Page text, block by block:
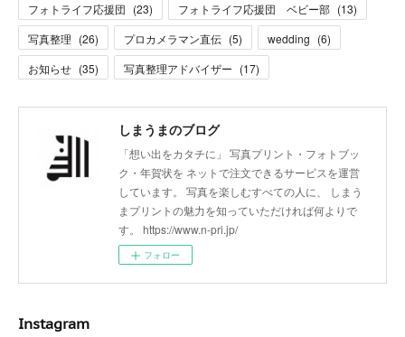
フォトライフ応援団 (23) フォトライフ応援団 ベビー部 (13)
写真整理 (26) プロカメラマン直伝 (5) wedding (6)
お知らせ (35) 写真整理アドバイザー (17)
しまうまのブログ
「想い出をカタチに」 写真プリント・フォトブッ
ク・年賀状を ネットで注文できるサービスを運営
しています。 写真を楽しむすべての人に、 しまう
まプリントの魅力を知っていただければ何よりで
す。 https://www.n-pri.jp/
フォロー
Instagram